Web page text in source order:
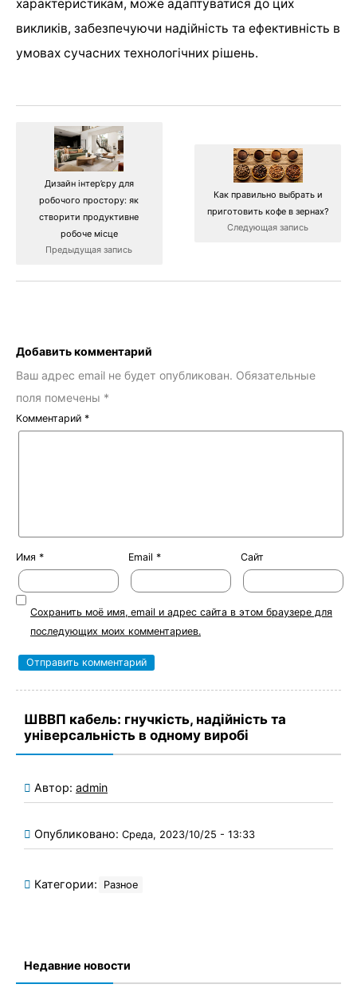
характеристикам, може адаптуватися до цих
викликів, забезпечуючи надійність та ефективність в
умовах сучасних технологічних рішень.
Дизайн інтер’єру для
робочого простору: як
створити продуктивне
робоче місце
Предыдущая запись
Как правильно выбрать и
приготовить кофе в зернах?
Следующая запись
Добавить комментарий
Ваш адрес email не будет опубликован. Обязательные
поля помечены *
Комментарий *
Имя * Email * Сайт
Сохранить моё имя, email и адрес сайта в этом браузере для
последующих моих комментариев.
ШВВП кабель: гнучкість, надійність та
універсальність в одному виробі
Автор: admin
Опубликовано: Среда, 2023/10/25 - 13:33
Категории: Разное
Недавние новости